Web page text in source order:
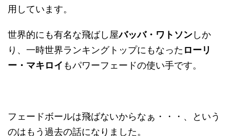
用しています。
世界的にも有名な飛ばし屋バッバ・ワトソンしか
り、一時世界ランキングトップにもなった ローリ
ー・マキロイ もパワーフェードの使い手です。
フェードボールは飛ばないからなぁ・・・、という
のはもう過去の話になりました。